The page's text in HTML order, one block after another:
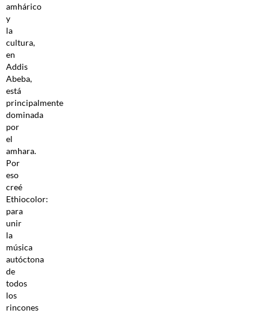
amhárico
y
la
cultura,
en
Addis
Abeba,
está
principalmente
dominada
por
el
amhara.
Por
eso
creé
Ethiocolor:
para
unir
la
música
autóctona
de
todos
los
rincones